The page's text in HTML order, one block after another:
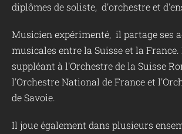
diplômes de soliste, d'orchestre et
Musicien expérimenté, il partage ses
musicales entre la Suisse et la
suppléant à l'Orchestre de la Suisse
l'Orchestre National de France et
de Savoie.
Il joue également dans plusieurs